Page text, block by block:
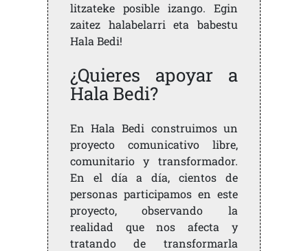
litzateke posible izango. Egin
zaitez halabelarri eta babestu
Hala Bedi!
¿Quieres apoyar a
Hala Bedi?
En Hala Bedi construimos un
proyecto comunicativo libre,
comunitario y transformador.
En el día a día, cientos de
personas participamos en este
proyecto, observando la
realidad que nos afecta y
tratando de transformarla